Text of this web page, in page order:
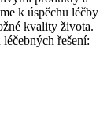
k úspěchu léčby
kvality života.
řešení: